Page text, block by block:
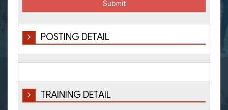
POSTING DETAIL
TRAINING DETAIL